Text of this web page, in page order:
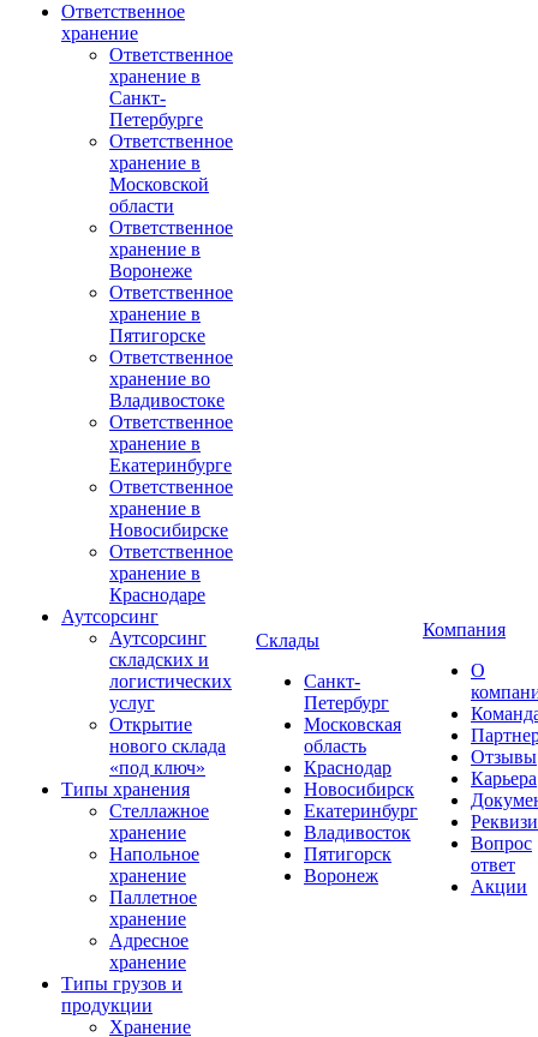
Ответственное
хранение
Ответственное
хранение в
Санкт-
Петербурге
Ответственное
хранение в
Московской
области
Ответственное
хранение в
Воронеже
Ответственное
хранение в
Пятигорске
Ответственное
хранение во
Владивостоке
Ответственное
хранение в
Екатеринбурге
Ответственное
хранение в
Новосибирске
Ответственное
хранение в
Краснодаре
Аутсорсинг
Аутсорсинг
складских и
логистических
услуг
Открытие
нового склада
«под ключ»
Типы хранения
Стеллажное
хранение
Напольное
хранение
Паллетное
хранение
Адресное
хранение
Типы грузов и
продукции
Хранение
Склады
Санкт-
Петербург
Московская
область
Краснодар
Новосибирск
Екатеринбург
Владивосток
Пятигорск
Воронеж
Компания
О
Отзывы
Карьера
Вопрос
ответ
Акции